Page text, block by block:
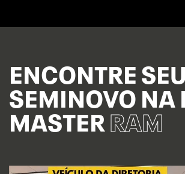
ENCONTRE SEU
SEMINOVO NA
MASTER RAM